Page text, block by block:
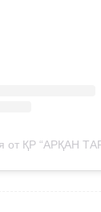
от ҚР “АРҚАН